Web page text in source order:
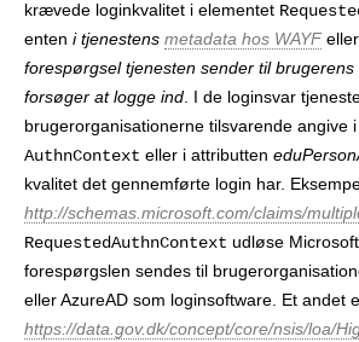
krævede login­kvalitet i elementet
enten i tjenestens metadata hos WAYF eller
forespørgsel tjenesten sender til
forsøger at logge ind . I de login­svar
brugerorganisationerne tilsvarende angive
AuthnContext eller i attributten
kvalitet det gennemførte login har.
http://schemas.microsoft.com/claims/
RequestedAuthnContext udløse
forespørgslen sendes til
eller AzureAD som loginsoftware. Et andet
https://data.gov.dk/concept/core/nsis/loa/